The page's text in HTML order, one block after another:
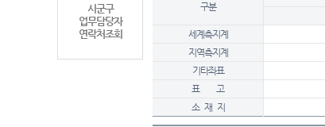
시군구
업무담당자
연락처조회
구분
세계측지계
지역측지계
기타좌표
표 고
소 재 지